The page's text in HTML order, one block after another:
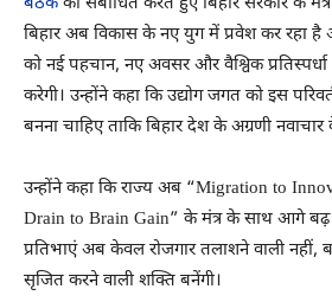
बिहार अब विकास के नए युग में प्रवेश कर रहा है
को नई पहचान, नए अवसर और वैश्विक
करेगी। उन्होंने कहा कि उद्योग जगत को इस
बनना चाहिए ताकि बिहार देश के अग्रणी
उन्होंने कहा कि राज्य अब “Migration to
Drain to Brain Gain” के मंत्र के साथ आगे बढ़
प्रतिभाएं अब केवल रोजगार तलाशने वाली नहीं,
सृजित करने वाली शक्ति बनेंगी।